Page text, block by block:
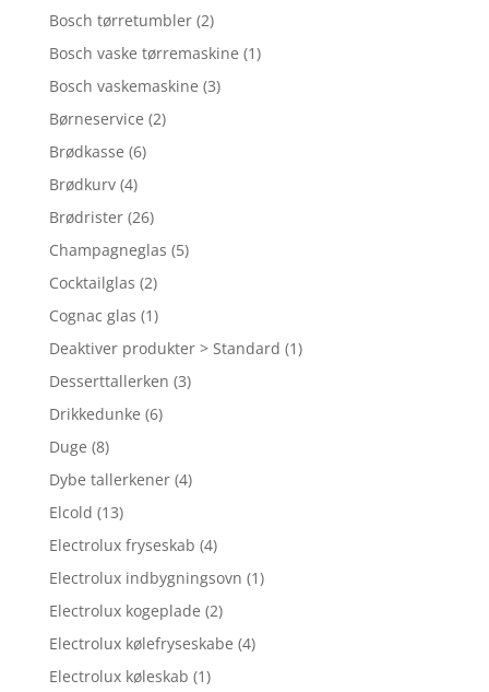
Bosch tørretumbler (2)
Bosch vaske tørremaskine (1)
Bosch vaskemaskine (3)
Børneservice (2)
Brødkasse (6)
Brødkurv (4)
Brødrister (26)
Champagneglas (5)
Cocktailglas (2)
Cognac glas (1)
Deaktiver produkter > Standard (1)
Desserttallerken (3)
Drikkedunke (6)
Duge (8)
Dybe tallerkener (4)
Elcold (13)
Electrolux fryseskab (4)
Electrolux indbygningsovn (1)
Electrolux kogeplade (2)
Electrolux kølefryseskabe (4)
Electrolux køleskab (1)